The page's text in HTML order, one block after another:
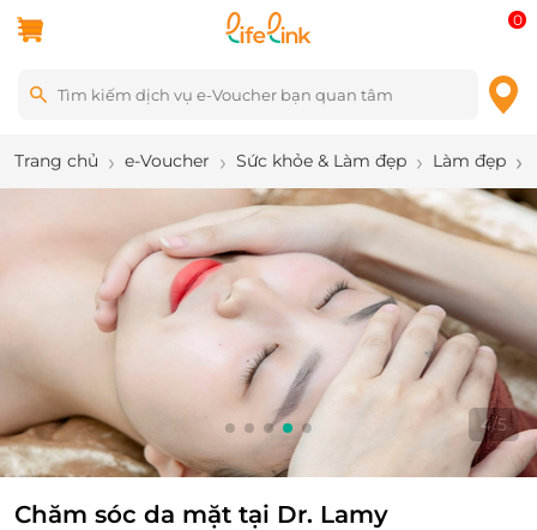
0
Trang chủ e-Voucher Sức khỏe & Làm đẹp Làm đẹp
5/5
Chăm sóc da mặt tại Dr. Lamy